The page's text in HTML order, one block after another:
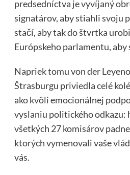
predsedníctva je vyvíjaný
signatárov, aby stiahli svoju
stačí, aby tak do štvrtka
Európskeho parlamentu, aby
Napriek tomu von der
Štrasburgu priviedla celé
ako kvôli emocionálnej
vyslaniu politického odkazu:
všetkých 27 komisárov
ktorých vymenovali vaše
vás.